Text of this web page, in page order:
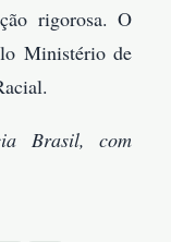
rigorosa. O
Ministério de
Brasil, com